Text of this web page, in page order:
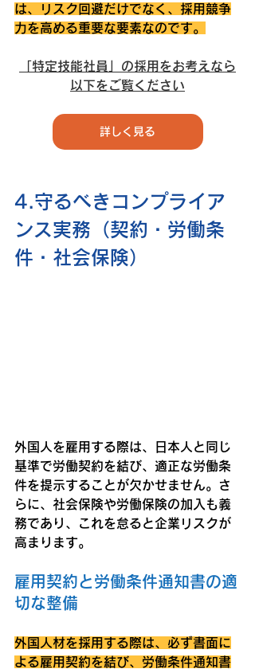
は、リスク回避だけでなく、採用競争
力を高める重要な要素なのです。
「特定技能社員」の採用をお考えなら
以下をご覧ください
詳しく見る
4.守るべきコンプライア
ンス実務（契約・労働条
件・社会保険）
外国人を雇用する際は、日本人と同じ
基準で労働契約を結び、適正な労働条
件を提示することが欠かせません。さ
らに、社会保険や労働保険の加入も義
務であり、これを怠ると企業リスクが
高まります。
雇用契約と労働条件通知書の適
切な整備
外国人材を採用する際は、必ず書面に
よる雇用契約を結び、労働条件通知書